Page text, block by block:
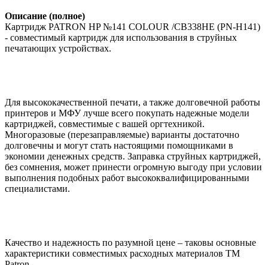
Описание (полное)
Картридж PATRON HP №141 COLOUR /CB338HE (PN-H141)
- совместимый картридж для использования в струйных
печатающих устройствах.
Для высококачественной печати, а также долговечной работы
принтеров и МФУ лучше всего покупать надежные модели
картриджей, совместимые с вашей оргтехникой.
Многоразовые (перезаправляемые) варианты достаточно
долговечны и могут стать настоящими помощниками в
экономии денежных средств. Заправка струйных картриджей,
без сомнения, может принести огромную выгоду при условии
выполнения подобных работ высококвалифицированными
специалистами.
Качество и надежность по разумной цене – таковы основные
характеристики совместимых расходных материалов ТМ